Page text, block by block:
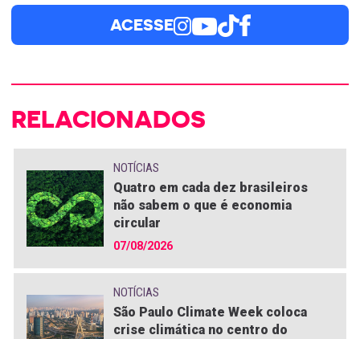
ACESSE
RELACIONADOS
NOTÍCIAS
Quatro em cada dez brasileiros
não sabem o que é economia
circular
07/08/2026
NOTÍCIAS
São Paulo Climate Week coloca
crise climática no centro do